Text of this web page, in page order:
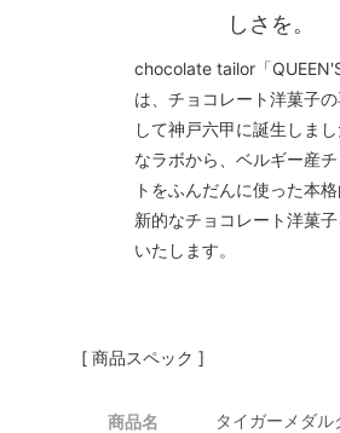
しさを。
chocolate tailor「
は、チョコレート洋菓子の
して神戸六甲に誕生しま
なラボから、ベルギー産
トをふんだんに使った本
新的なチョコレート洋菓
いたします。
[ 商品スペック ]
商品名
タイガーメダ